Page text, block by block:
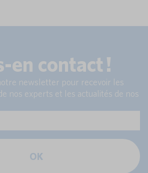
en contact !
newsletter pour recevoir les
nos experts et les actualités de nos
OK